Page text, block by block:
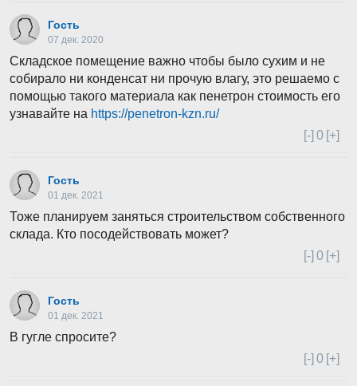
Гость
07 дек. 2020
Складское помещение важно чтобы было сухим и не
собирало ни конденсат ни прочую влагу, это решаемо с
помощью такого материала как пенетрон стоимость его
узнавайте на https://penetron-kzn.ru/
[-] 0 [+]
Гость
01 дек. 2021
Тоже планируем заняться строительством собственного
склада. Кто посодействовать может?
[-] 0 [+]
Гость
01 дек. 2021
В гугле спросите?
[-] 0 [+]